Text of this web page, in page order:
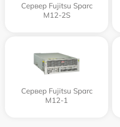
Сервер Fujitsu Sparc
M12-2S
Сервер Fujitsu Sparc
M12-1